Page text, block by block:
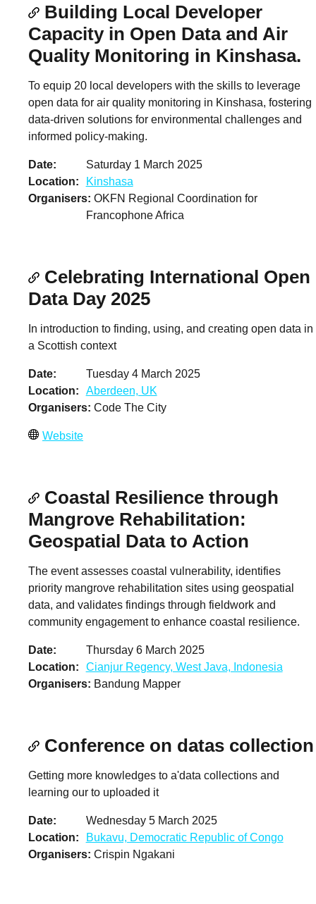
Building Local Developer
Capacity in Open Data and Air
Quality Monitoring in Kinshasa.
To equip 20 local developers with the skills to leverage
open data for air quality monitoring in Kinshasa, fostering
data-driven solutions for environmental challenges and
informed policy-making.
Date
Saturday 1 March 2025
Location
Kinshasa
Organisers OKFN Regional Coordination for
Francophone Africa
Celebrating International Open
Data Day 2025
In introduction to finding, using, and creating open data in
a Scottish context
Date
Tuesday 4 March 2025
Location
Aberdeen, UK
Organisers Code The City
Website
Coastal Resilience through
Mangrove Rehabilitation:
Geospatial Data to Action
The event assesses coastal vulnerability, identifies
priority mangrove rehabilitation sites using geospatial
data, and validates findings through fieldwork and
community engagement to enhance coastal resilience.
Date
Thursday 6 March 2025
Location
Cianjur Regency, West Java, Indonesia
Organisers
Bandung Mapper
Conference on datas collection
Getting more knowledges to a'data collections and
learning our to uploaded it
Date
Wednesday 5 March 2025
Location
Bukavu, Democratic Republic of Congo
Organisers Crispin Ngakani